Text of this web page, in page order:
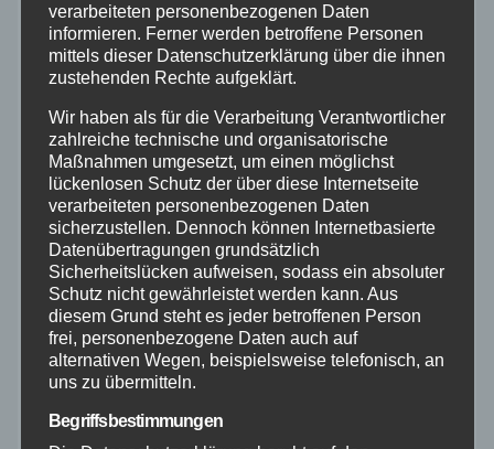
Polizei
Rhein-Lahn
THW
Veranstaltungen
Video
Westerwald
Zoll
verarbeiteten personenbezogenen Daten
informieren. Ferner werden betroffene Personen
mittels dieser Datenschutzerklärung über die ihnen
zustehenden Rechte aufgeklärt.
Wir haben als für die Verarbeitung Verantwortlicher
zahlreiche technische und organisatorische
Maßnahmen umgesetzt, um einen möglichst
lückenlosen Schutz der über diese Internetseite
verarbeiteten personenbezogenen Daten
sicherzustellen. Dennoch können Internetbasierte
Datenübertragungen grundsätzlich
Sicherheitslücken aufweisen, sodass ein absoluter
Schutz nicht gewährleistet werden kann. Aus
diesem Grund steht es jeder betroffenen Person
frei, personenbezogene Daten auch auf
alternativen Wegen, beispielsweise telefonisch, an
uns zu übermitteln.
Begriffsbestimmungen